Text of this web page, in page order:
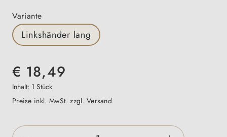
Variante
Linkshänder lang
€ 18,49
Inhalt: 1 Stück
Preise inkl. MwSt. zzgl. Versand
Produkt Anzahl: Gib den gewünschten